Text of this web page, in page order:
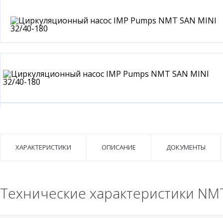
ХАРАКТЕРИСТИКИ ОПИСАНИЕ ДОКУМЕНТЫ
Технические характеристики